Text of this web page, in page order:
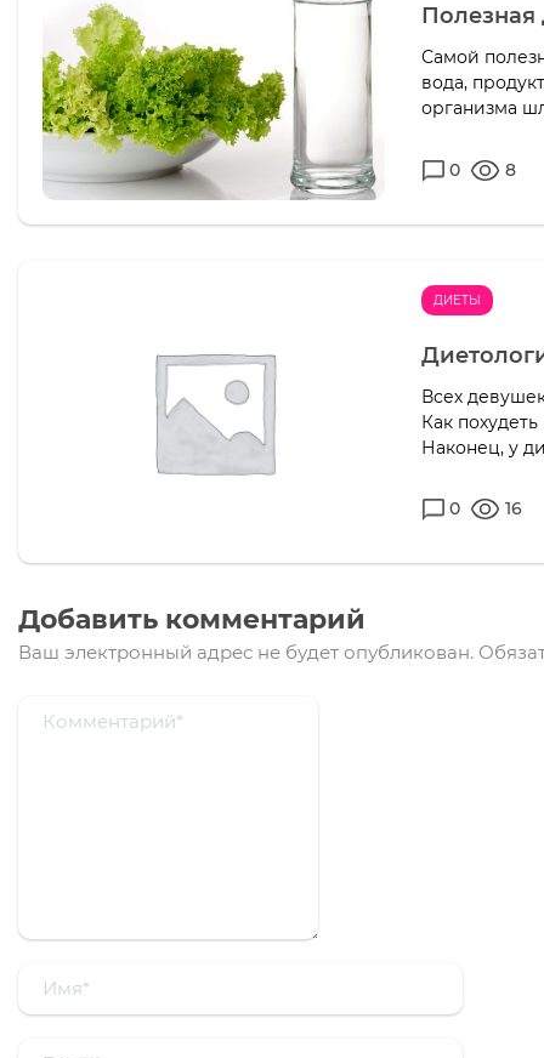
Полезная
Самой
вода,
организма
0 8
ДИЕТЫ
Всех
Как
Наконец, у
0 16
Добавить комментарий
Ваш электронный адрес не будет опубликован.